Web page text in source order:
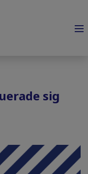
sig